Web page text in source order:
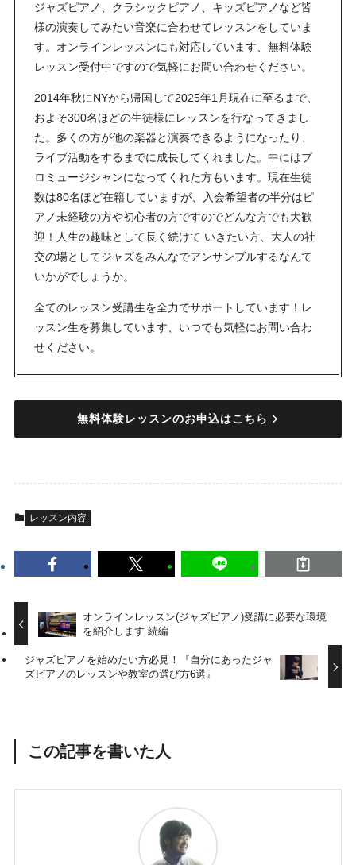
ジャズピアノ、クラシックピアノ、キッズピアノなど皆
様の演奏してみたい音楽に合わせてレッスンをしていま
す。オンラインレッスンにも対応しています、無料体験
レッスン受付中ですので気軽にお問い合わせください。
2014年秋にNYから帰国して2025年1月現在に至るまで、
およそ300名ほどの生徒様にレッスンを行なってきまし
た。多くの方が他の楽器と演奏できるようになったり、
ライブ活動をするまでに成長してくれました。中にはプ
ロミュージシャンになってくれた方もいます。現在生徒
数は80名ほど在籍していますが、入会希望者の半分はピ
アノ未経験の方や初心者の方ですのでどんな方でも大歓
迎！人生の趣味として長く続けて いきたい方、大人の社
交の場としてジャズをみんなでアンサンブルするなんて
いかがでしょうか。
全てのレッスン受講生を全力でサポートしています！レ
ッスン生を募集しています、いつでも気軽にお問い合わ
せください。
無料体験レッスンのお申込はこちら
レッスン内容
オンラインレッスン(ジャズピアノ)受講に必要な環境
を紹介します 続編
ジャズピアノを始めたい方必見！『自分にあったジャ
ズピアノのレッスンや教室の選び方6選』
この記事を書いた人